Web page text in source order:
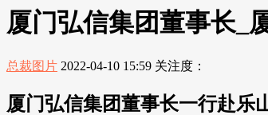
厦门弘信集团董事长_
总裁图片 2022-04-10 15:59 关注度：
厦门弘信集团董事长一行赴乐